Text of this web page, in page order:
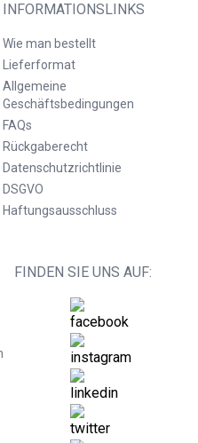
INFORMATIONSLINKS
Wie man bestellt
Lieferformat
Allgemeine
Geschäftsbedingungen
FAQs
Rückgaberecht
Datenschutzrichtlinie
DSGVO
Haftungsausschluss
FINDEN SIE UNS AUF: